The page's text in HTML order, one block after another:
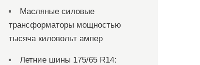
Масляные силовые
трансформаторы мощностью
тысяча киловольт ампер
Летние шины 175/65 R14: